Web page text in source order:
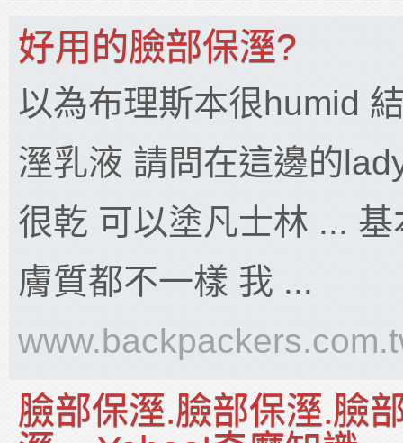
好用的臉部保溼?
以為布理斯本很humid
溼乳液 請問在這邊的
很乾 可以塗凡士林 ...
膚質都不一樣 我 ...
臉部保溼.臉部保溼.臉